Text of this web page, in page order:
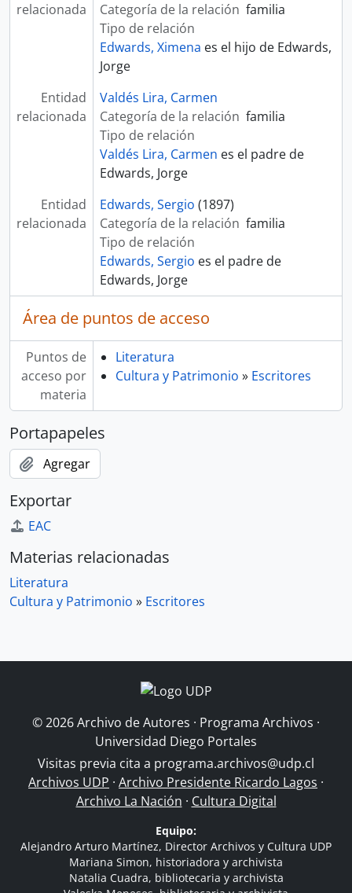
relacionada
Categoría de la relación familia
Tipo de relación
Edwards, Ximena es el hijo de Edwards,
Jorge
Entidad
relacionada
Valdés Lira, Carmen
Categoría de la relación familia
Tipo de relación
Valdés Lira, Carmen es el padre de
Edwards, Jorge
Entidad
relacionada
Edwards, Sergio (1897)
Categoría de la relación familia
Tipo de relación
Edwards, Sergio es el padre de
Edwards, Jorge
Área de puntos de acceso
Puntos de
acceso por
materia
Literatura
Cultura y Patrimonio » Escritores
Portapapeles
Agregar
Exportar
EAC
Materias relacionadas
Literatura
Cultura y Patrimonio » Escritores
© 2026 Archivo de Autores · Programa Archivos ·
Universidad Diego Portales
Visitas previa cita a programa.archivos@udp.cl
Archivos UDP · Archivo Presidente Ricardo Lagos ·
Archivo La Nación · Cultura Digital
Equipo:
Alejandro Arturo Martínez, Director Archivos y Cultura UDP
Mariana Simon, historiadora y archivista
Natalia Cuadra, bibliotecaria y archivista